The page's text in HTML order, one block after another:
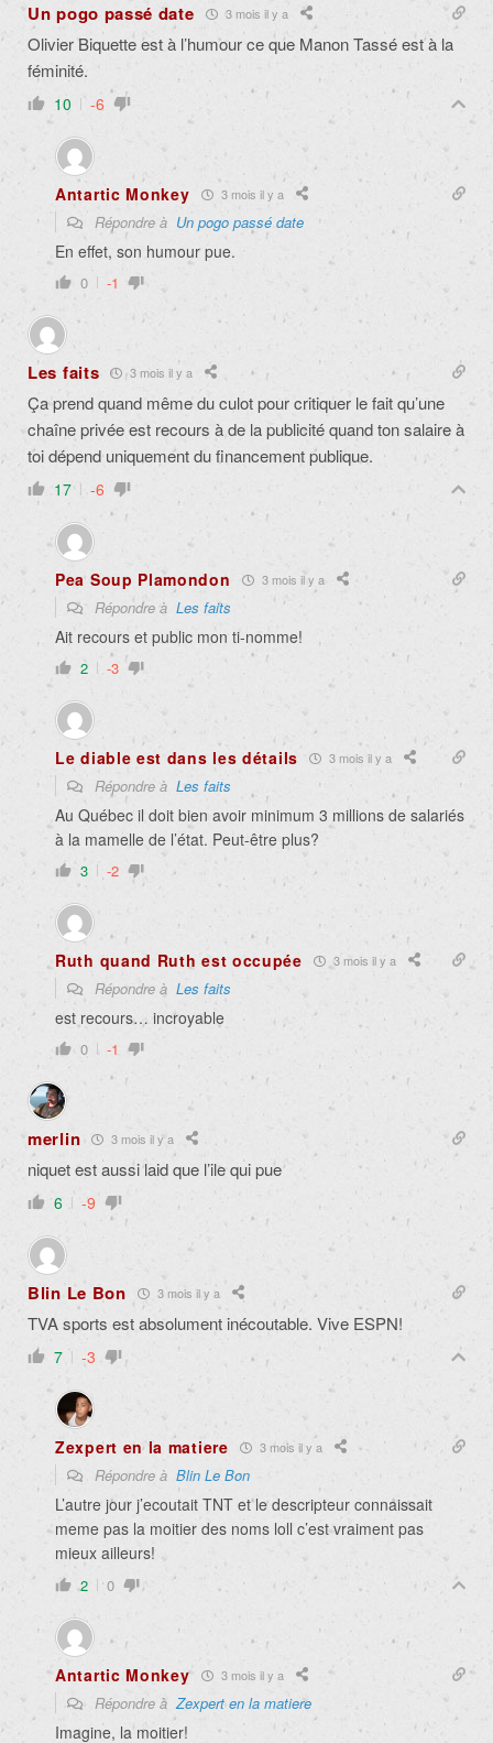
Un pogo passé date 3 mois il y a
Olivier Biquette est à l’humour ce que Manon Tassé est à la
féminité.
10 -6
Antartic Monkey 3 mois il y a
Répondre à Un pogo passé date
En effet, son humour pue.
0 -1
Les faits 3 mois il y a
Ça prend quand même du culot pour critiquer le fait qu’une
chaîne privée est recours à de la publicité quand ton salaire à
toi dépend uniquement du financement publique.
17 -6
Pea Soup Plamondon 3 mois il y a
Répondre à Les faits
Ait recours et public mon ti-nomme!
2 -3
Le diable est dans les détails 3 mois il y a
Répondre à Les faits
Au Québec il doit bien avoir minimum 3 millions de salariés
à la mamelle de l’état. Peut-être plus?
3 -2
Ruth quand Ruth est occupée 3 mois il y a
Répondre à Les faits
est recours… incroyable
0 -1
merlin 3 mois il y a
niquet est aussi laid que l’ile qui pue
6 -9
Blin Le Bon 3 mois il y a
TVA sports est absolument inécoutable. Vive ESPN!
7 -3
Zexpert en la matiere 3 mois il y a
Répondre à Blin Le Bon
L’autre jour j’ecoutait TNT et le descripteur connaissait
meme pas la moitier des noms loll c’est vraiment pas
mieux ailleurs!
2 0
Antartic Monkey 3 mois il y a
Répondre àZexpert en la matiere
Imagine, la moitier!